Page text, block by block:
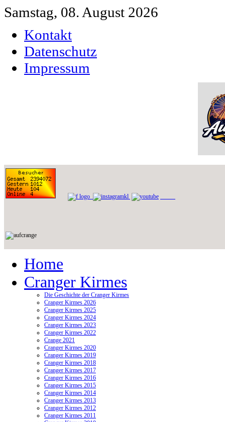
Samstag, 08. August 2026
Kontakt
Datenschutz
Impressum
Home
Cranger Kirmes
Die Geschichte der Cranger Kirmes
Cranger Kirmes 2026
Cranger Kirmes 2025
Cranger Kirmes 2024
Cranger Kirmes 2023
Cranger Kirmes 2022
Crange 2021
Cranger Kirmes 2020
Cranger Kirmes 2019
Cranger Kirmes 2018
Cranger Kirmes 2017
Cranger Kirmes 2016
Cranger Kirmes 2015
Cranger Kirmes 2014
Cranger Kirmes 2013
Cranger Kirmes 2012
Cranger Kirmes 2011